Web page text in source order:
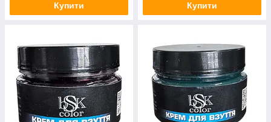
Купити Купити